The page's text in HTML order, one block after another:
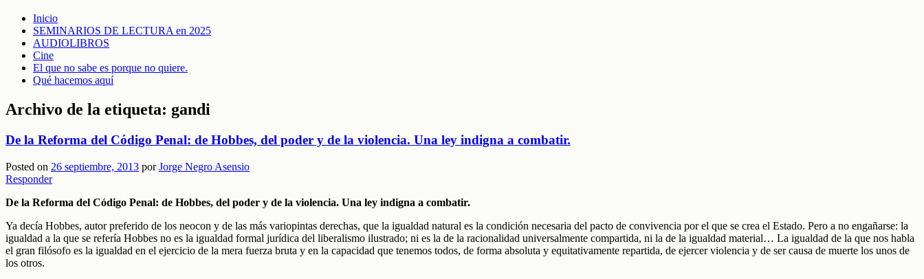
Inicio
SEMINARIOS DE LECTURA en 2025
AUDIOLIBROS
Cine
El que no sabe es porque no quiere.
Qué hacemos aquí
Archivo de la etiqueta: gandi
De la Reforma del Código Penal: de Hobbes, del poder y de la violencia. Una ley indigna a combatir.
Posted on 26 septiembre, 2013 porJorge Negro Asensio
Responder
De la Reforma del Código Penal: de Hobbes, del poder y de la violencia. Una ley indigna a combatir.
Ya decía Hobbes, autor preferido de los neocon y de las más variopintas derechas, que la igualdad natural es la condición necesaria del pacto de convivencia por el que se crea el Estado. Pero a no engañarse: la
igualdad a la que se refería Hobbes no es la igualdad formal jurídica del liberalismo ilustrado; ni es la de la racionalidad universalmente compartida, ni la de la igualdad material… La igualdad de la que nos habla
el gran filósofo es la igualdad en el ejercicio de la mera fuerza bruta y en la capacidad que tenemos todos, de forma absoluta y equitativamente repartida, de ejercer violencia y de ser causa de muerte los unos de
los otros.